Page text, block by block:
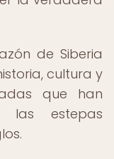
de Siberia
cultura y
que han
las estepas